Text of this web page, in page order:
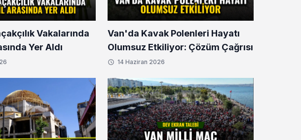
Vakalarında
Yer Aldı
Van'da Kavak Polenleri Hayatı
Olumsuz Etkiliyor: Çözüm Çağrısı
14 Haziran 2026